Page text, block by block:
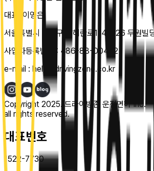
대표: 이영은
서울특별시 강남구 테헤란로114길 26 두원빌
사업자등록번호 : 486-88-00482
e-mail : help@drivingzone.co.kr
Copyright 2025. 드라이빙존 운전면허 Inc.
all rights reserved.
대표번호
1522-7730